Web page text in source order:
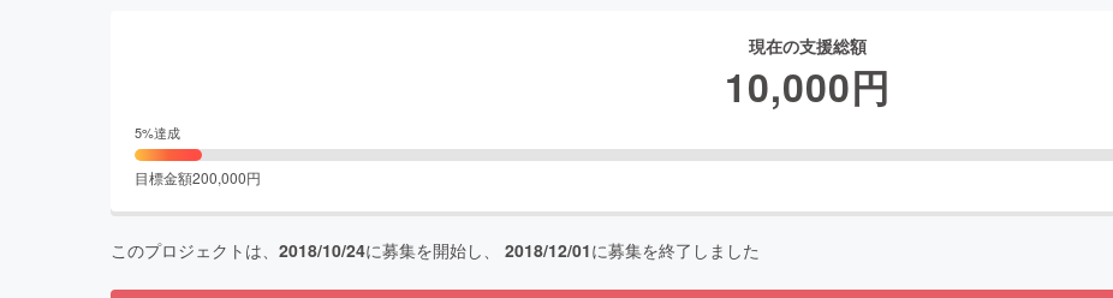
現在の支援総額
10,000円
5%達成
目標金額200,000円
このプロジェクトは、 2018/10/24に募集を開始し、 2018/12/01に募集を終了しました